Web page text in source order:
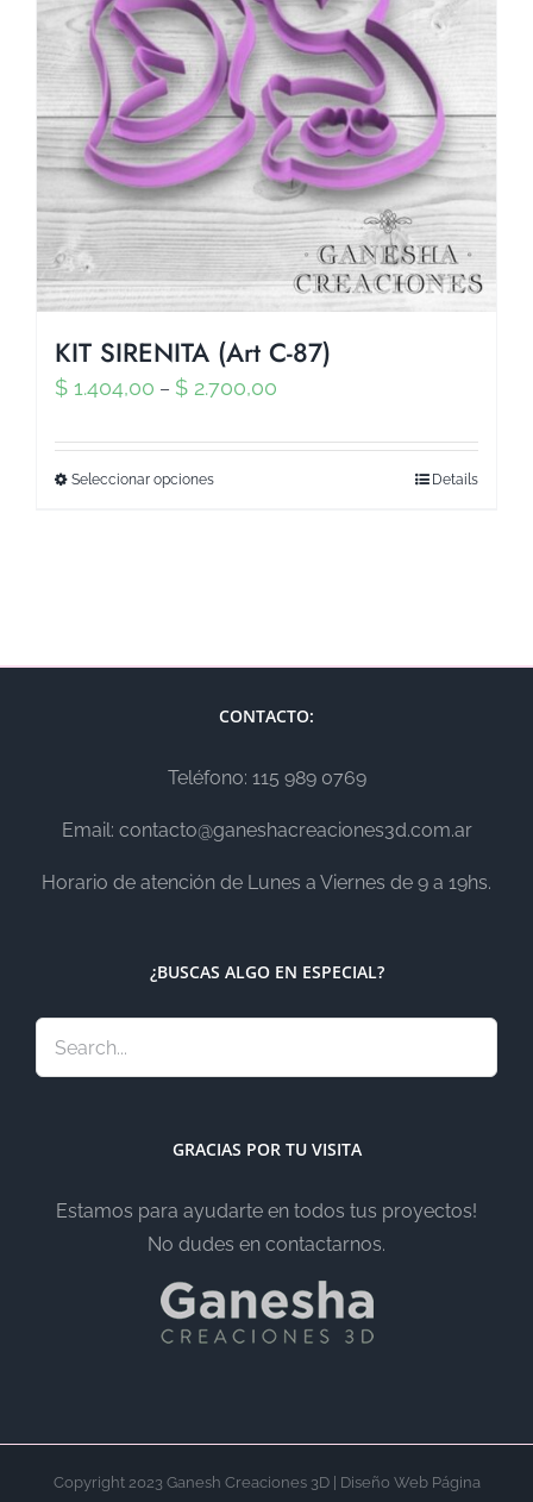
KIT SIRENITA (Art C-87)
$ 1.404,00 – $ 2.700,00
Seleccionar opciones Details
CONTACTO:
Teléfono: 115 989 0769
Email: contacto@ganeshacreaciones3d.com.ar
Horario de atención de Lunes a Viernes de 9 a 19hs.
¿BUSCAS ALGO EN ESPECIAL?
GRACIAS POR TU VISITA
Estamos para ayudarte en todos tus proyectos!
No dudes en contactarnos.
Copyright 2023 Ganesh Creaciones 3D | Diseño Web Página